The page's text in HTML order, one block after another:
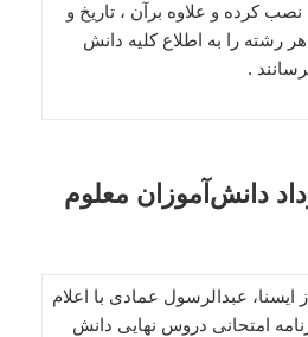
کرده و علاوه برآن ، تاریخ و
رشته را به اطلاع کلیه دانش
.
دانش‌آموزان معلوم
عبدالرسول عمادی با اعلام
امتحانی دروس نهایی دانش